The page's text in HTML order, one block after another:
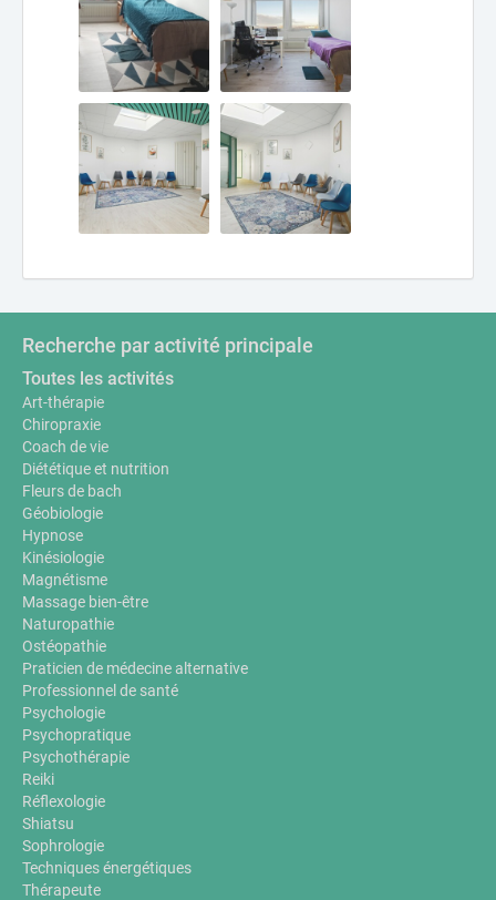
Recherche par activité principale
Toutes les activités
Art-thérapie
Chiropraxie
Coach de vie
Diététique et nutrition
Fleurs de bach
Géobiologie
Hypnose
Kinésiologie
Magnétisme
Massage bien-être
Naturopathie
Ostéopathie
Praticien de médecine alternative
Professionnel de santé
Psychologie
Psychopratique
Psychothérapie
Reiki
Réflexologie
Shiatsu
Sophrologie
Techniques énergétiques
Thérapeute